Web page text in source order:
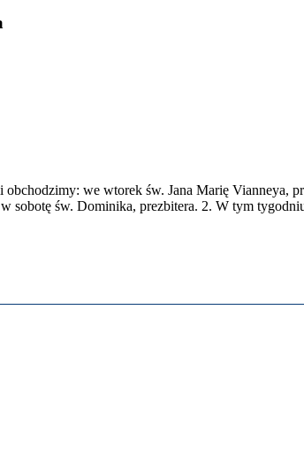
we wtorek św. Jana Marię Vian­neya,
sobotę św. Dominika, prezbit­era. 2. W tym